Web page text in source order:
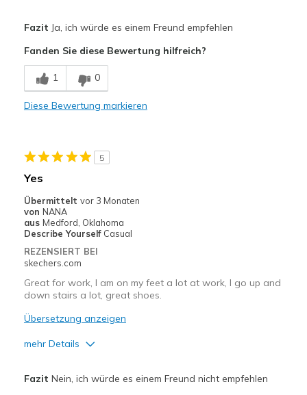
Geeignete Verwendung
Casual Wear
Going Out
Travel
Width
Feels true to width
Sizing
View On Shoes
Shoes are for Wearing
Fazit Ja, ich würde es einem Freund empfehlen
Fanden Sie diese Bewertung hilfreich?
1 0
Diese Bewertung markieren
5
Yes
Übermittelt vor 3 Monaten
von NANA
aus Medford, Oklahoma
Describe Yourself Casual
REZENSIERT BEI
skechers.com
Great for work, I am on my feet a lot at work, I go up and
down stairs a lot, great shoes.
Übersetzung anzeigen
mehr Details
Fazit Nein, ich würde es einem Freund nicht empfehlen